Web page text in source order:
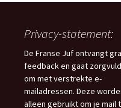
Privacy-statement:
De Franse Juf ontvangt
feedback en gaat
om met verstrekte e-
mailadressen. Deze
alleen gebruikt om je mail